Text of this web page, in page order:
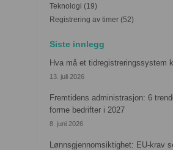
Teknologi (19)
Registrering av timer (52)
Siste innlegg
Hva må et tidregistreringssystem
13. juli 2026
Fremtidens administrasjon: 6
forme bedrifter i 2027
8. juni 2026
Lønnsgjennomsiktighet: EU-krav